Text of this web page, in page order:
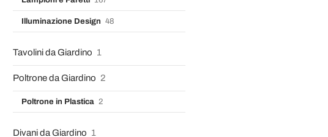
Illuminazione Design 48
Tavolini da Giardino 1
Poltrone da Giardino 2
Poltrone in Plastica 2
Divani da Giardino 1